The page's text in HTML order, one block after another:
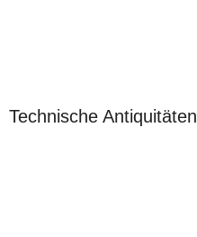
Technische Antiquitäten